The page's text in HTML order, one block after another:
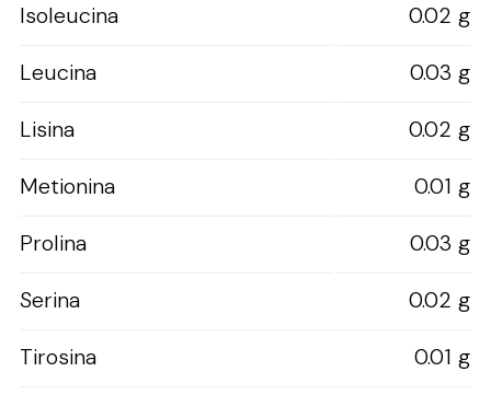
Isoleucina
0.02 g
Leucina
0.03 g
Lisina
0.02 g
Metionina
0.01 g
Prolina
0.03 g
Serina
0.02 g
Tirosina
0.01 g